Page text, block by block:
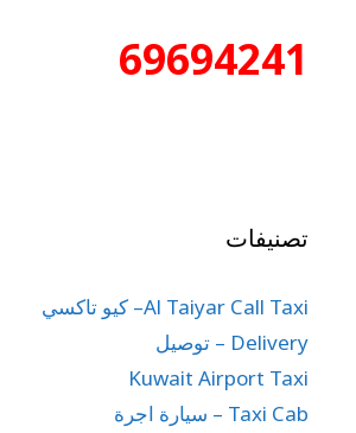
69694241
تصنيفات
Al Taiyar Call Taxi– كيو تاكسي
Delivery – توصيل
Kuwait Airport Taxi
Taxi Cab – سيارة اجرة